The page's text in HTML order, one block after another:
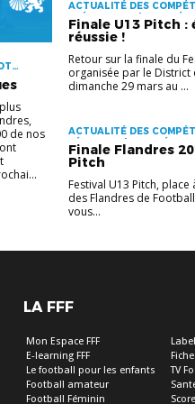
de nos
ACTUALITÉ DES
EVÉNEMENTS | FOOT
Finale U13 Pitch :
réussie !
Retour sur la finale du
organisée par le District
dimanche 29 mars au ...
ACTUALITÉ DES
FÉMININES | FOOT
Finale Flandres
Pitch
Festival U13 Pitch,
des Flandres de
vous...
LA FFF
Mon Espace FFF
E-learning FFF
Le football pour les enfants
Football amateur
Football Féminin
TV